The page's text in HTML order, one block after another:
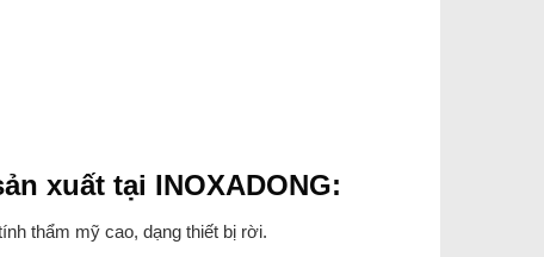
xuất tại INOXADONG:
thẩm mỹ cao, dạng thiết bị rời.